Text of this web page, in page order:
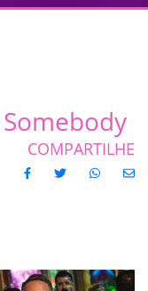
COMPARTILHE